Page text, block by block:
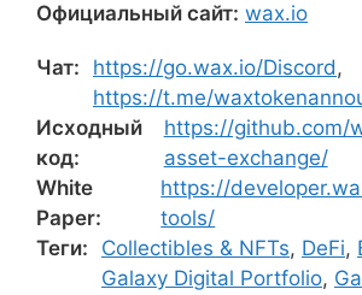
Официальный сайт: wax.io
Чат: https://go.wax.io/Discord,
https://t.me/
Исходный
код:
https://github.com/
asset-exchange/
White
Paper:
https://
tools/
Теги:
Collectibles & NFTs, DeFi,
Galaxy Digital Portfolio,